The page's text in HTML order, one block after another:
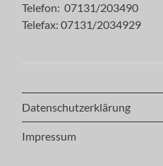
Telefon: 07131/203490
Telefax: 07131/2034929
Datenschutzerklärung
Impressum